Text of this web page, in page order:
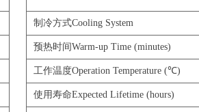
制冷方式Cooling System
预热时间Warm-up Time (minutes)
工作温度Operation Temperature (℃)
使用寿命Expected Lifetime (hours)